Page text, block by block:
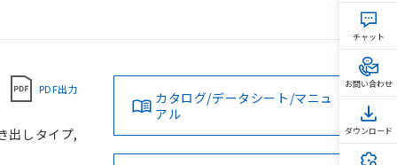
PDF出力
出しタイプ,
カタログ/データシート/マニュ
アル
チャット
お問い合わせ
ダウンロード